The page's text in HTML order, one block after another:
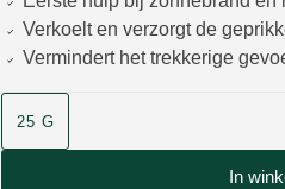
Verkoelt en verzorgt de
Vermindert het trekkerige
25 G
In